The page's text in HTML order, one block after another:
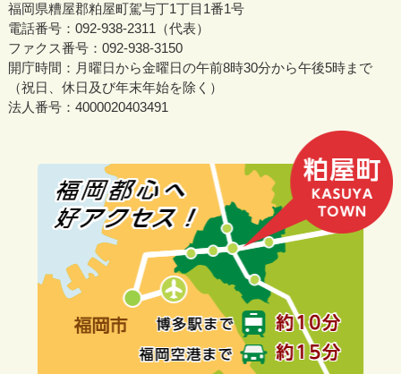
福岡県糟屋郡粕屋町駕与丁1丁目1番1号
電話番号：092-938-2311（代表）
ファクス番号：092-938-3150
開庁時間：月曜日から金曜日の午前8時30分から午後5時まで
（祝日、休日及び年末年始を除く）
法人番号：4000020403491